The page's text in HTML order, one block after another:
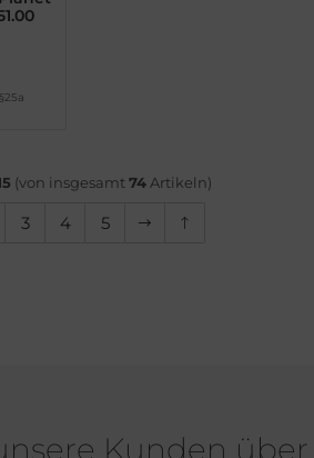
(von insgesamt 74 Artikeln)
3 4 5
Kunden über